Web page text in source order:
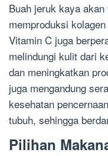
Buah jeruk kaya
memproduksi
Vitamin C juga
melindungi kulit dari
dan meningkatkan
juga mengandung
kesehatan
tubuh, sehingga
Pilihan